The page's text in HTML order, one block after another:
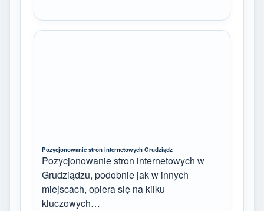
Pozycjonowanie stron internetowych Grudziądz
Pozycjonowanie stron internetowych w
Grudziądzu, podobnie jak w innych
miejscach, opiera się na kilku
kluczowych…